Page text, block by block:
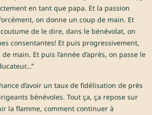
en tant que papa. Et la passion
on donne un coup de main. Et
coutume de le dire, dans le bénévolat, on
consentantes! Et puis progressivement,
main. Et puis l’année d’après, on passe le
d’avoir un taux de fidélisation de près
bénévoles. Tout ça, ça repose sur
la flamme, comment continuer à